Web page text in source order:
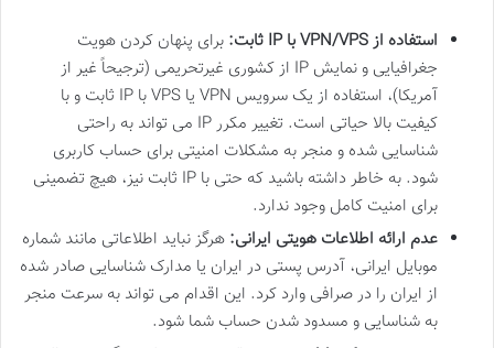
استفاده از VPN/VPS با IP ثابت:
برای پنهان کردن هویت
جغرافیایی و نمایش IP از کشوری غیرتحریمی (ترجیحاً غیر از
آمریکا)، استفاده از یک سرویس VPN یا VPS با IP ثابت و با
کیفیت بالا حیاتی است. تغییر مکرر IP می تواند به راحتی
شناسایی شده و منجر به مشکلات امنیتی برای حساب کاربری
شود. به خاطر داشته باشید که حتی با IP ثابت نیز، هیچ تضمینی
برای امنیت کامل وجود ندارد.
عدم ارائه اطلاعات هویتی ایرانی: هرگز نباید اطلاعاتی مانند شماره
موبایل ایرانی، آدرس پستی در ایران یا مدارک شناسایی صادر شده
از ایران را در صرافی وارد کرد. این اقدام می تواند به سرعت منجر
به شناسایی و مسدود شدن حساب شما شود.